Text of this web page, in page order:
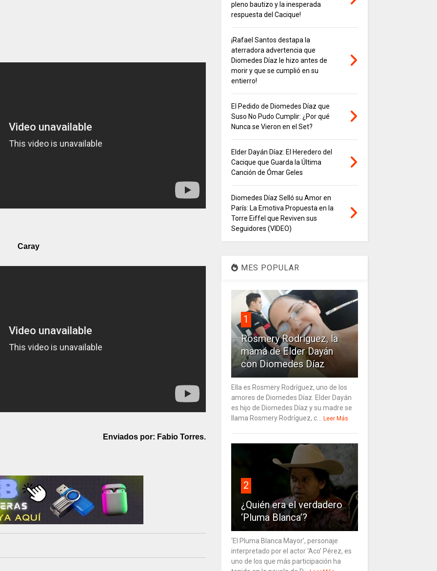
Caray
Enviados por: Fabio Torres.
pleno bautizo y la inesperada
respuesta del Cacique!
¡Rafael Santos destapa la
aterradora advertencia que
Diomedes Díaz le hizo antes de
morir y que se cumplió en su
entierro!
El Pedido de Diomedes Díaz que
Suso No Pudo Cumplir: ¿Por qué
Nunca se Vieron en el Set?
Elder Dayán Díaz: El Heredero del
Cacique que Guarda la Última
Canción de Ómar Geles
Diomedes Díaz Selló su Amor en
París: La Emotiva Propuesta en la
Torre Eiffel que Reviven sus
Seguidores (VIDEO)
MES POPULAR
1
Rosmery Rodríguez, la
mamá de Elder Dayán
con Diomedes Díaz
Ella es Rosmery Rodríguez, uno de los
amores de Diomedes Díaz. Elder Dayán
es hijo de Diomedes Díaz y su madre se
llama Rosmery Rodríguez, c... Leer Más
2
¿Quién era el verdadero
‘Pluma Blanca’?
‘El Pluma Blanca Mayor’, personaje
interpretado por el actor ‘Aco’ Pérez, es
uno de los que más participación ha